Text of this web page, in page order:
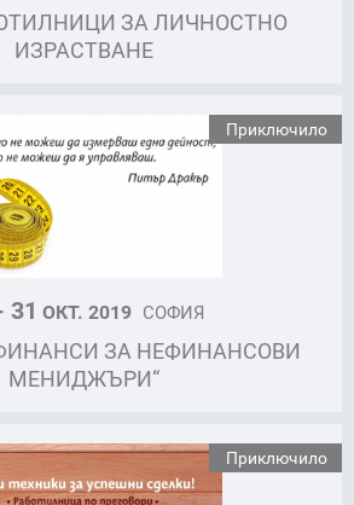
ЗА ЛИЧНОСТНО
ИЗРАСТВАНЕ
Приключило
31 ОКТ. 2019 СОФИЯ
ЗА НЕФИНАНСОВИ
МЕНИДЖЪРИ“
Приключило